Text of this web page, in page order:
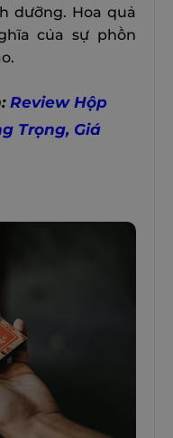
dưỡng. Hoa quả
của sự phồn
Review Hộp
Trọng, Giá